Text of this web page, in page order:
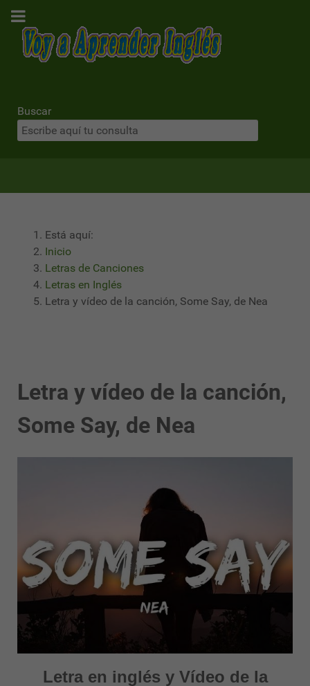
Buscar
Está aquí:
Inicio
Letras de Canciones
Letras en Inglés
Letra y vídeo de la canción, Some Say, de Nea
Letra y vídeo de la canción,
Some Say, de Nea
Letra en inglés y Vídeo de la